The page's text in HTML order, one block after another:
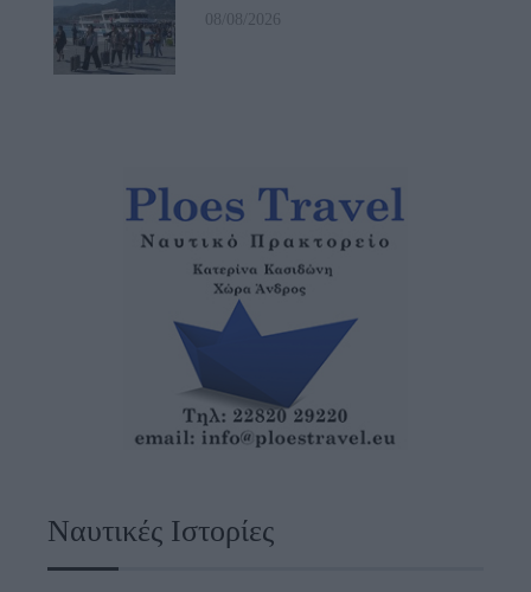
08/08/2026
Ναυτικές Ιστορίες